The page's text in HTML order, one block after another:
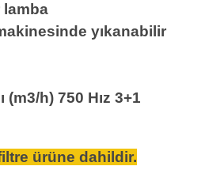
lamba
yıkanabilir
h) 750 Hız 3+1
ürüne dahildir.